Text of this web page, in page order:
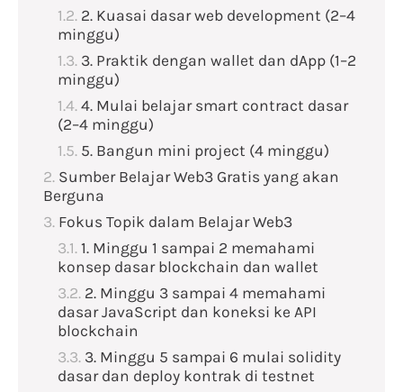
2. Kuasai dasar web development (2–4
minggu)
3. Praktik dengan wallet dan dApp (1–2
minggu)
4. Mulai belajar smart contract dasar
(2–4 minggu)
5. Bangun mini project (4 minggu)
Sumber Belajar Web3 Gratis yang akan
Berguna
Fokus Topik dalam Belajar Web3
1. Minggu 1 sampai 2 memahami
konsep dasar blockchain dan wallet
2. Minggu 3 sampai 4 memahami
dasar JavaScript dan koneksi ke API
blockchain
3. Minggu 5 sampai 6 mulai solidity
dasar dan deploy kontrak di testnet